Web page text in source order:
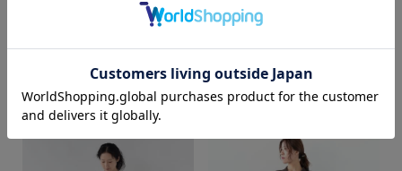
web store BINGOYA
163cm